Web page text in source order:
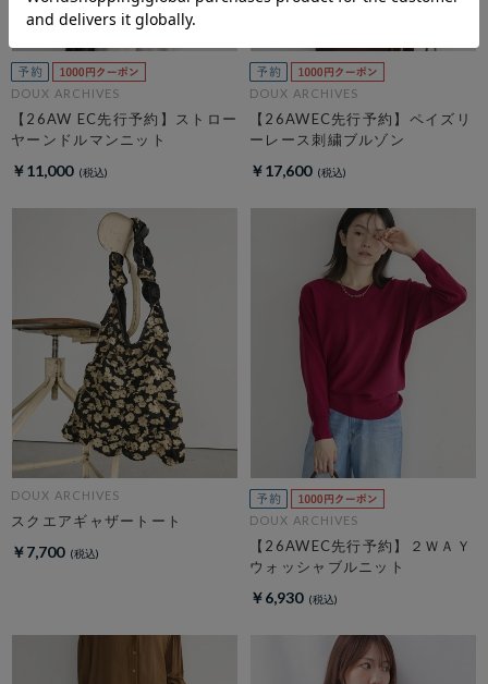
DOUX ARCHIVES
【26AW EC先行予約】ストロー
ヤーンドルマンニット
￥11,000
DOUX ARCHIVES
【26AWEC先行予約】ペイズリ
ーレース刺繍ブルゾン
￥17,600
DOUX ARCHIVES
スクエアギャザートート
￥7,700
DOUX ARCHIVES
【26AWEC先行予約】２ＷＡＹ
ウォッシャブルニット
￥6,930